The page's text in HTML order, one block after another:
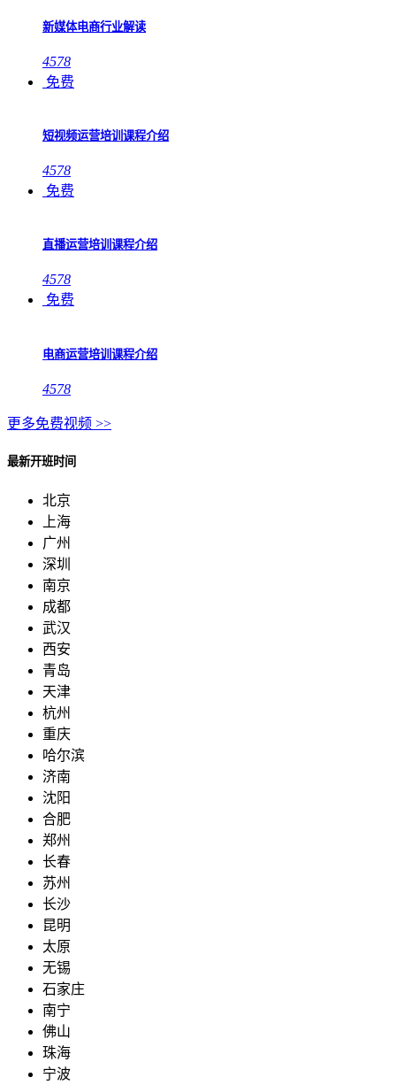
新媒体电商行业解读
4578
免费
短视频运营培训课程介绍
4578
免费
直播运营培训课程介绍
4578
免费
电商运营培训课程介绍
4578
更多免费视频 >>
最新开班时间
北京
上海
广州
深圳
南京
成都
武汉
西安
青岛
天津
杭州
重庆
哈尔滨
济南
沈阳
合肥
郑州
长春
苏州
长沙
昆明
太原
无锡
石家庄
南宁
佛山
珠海
宁波